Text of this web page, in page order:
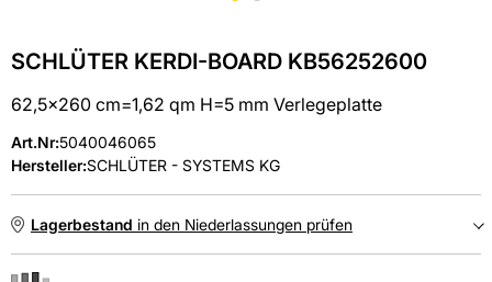
SCHLÜTER KERDI-BOARD KB56252600
62,5x260 cm=1,62 qm H=5 mm Verlegeplatte
Art.Nr:5040046065
Hersteller:SCHLÜTER - SYSTEMS KG
Lagerbestand in den Niederlassungen prüfen